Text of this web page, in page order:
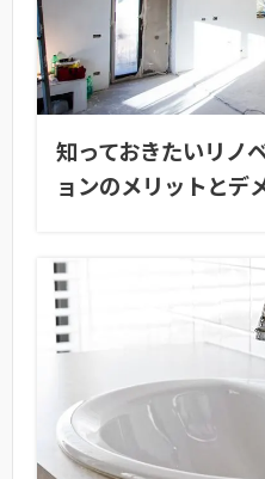
知っておきたいリノ
ョンのメリットとデ